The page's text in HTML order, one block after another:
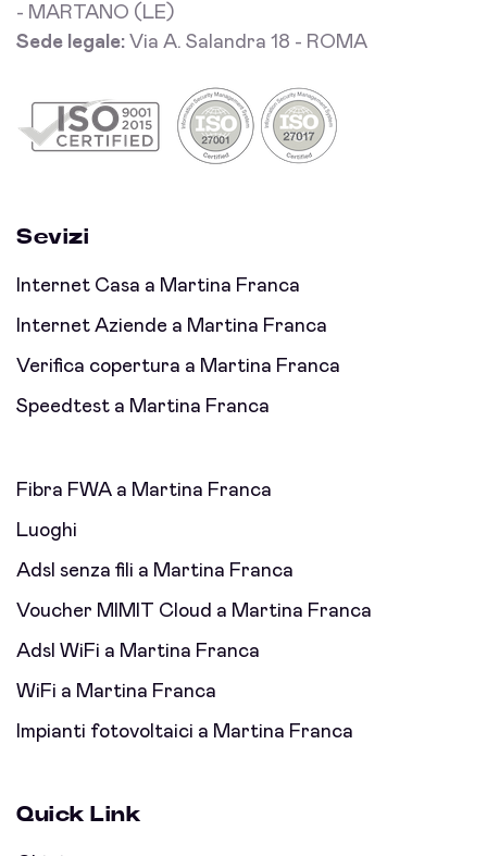
- MARTANO (LE)
Sede legale: Via A. Salandra 18 - ROMA
Sevizi
Internet Casa a Martina Franca
Internet Aziende a Martina Franca
Verifica copertura a Martina Franca
Speedtest a Martina Franca
Fibra FWA a Martina Franca
Luoghi
Adsl senza fili a Martina Franca
Voucher MIMIT Cloud a Martina Franca
Adsl WiFi a Martina Franca
WiFi a Martina Franca
Impianti fotovoltaici a Martina Franca
Quick Link